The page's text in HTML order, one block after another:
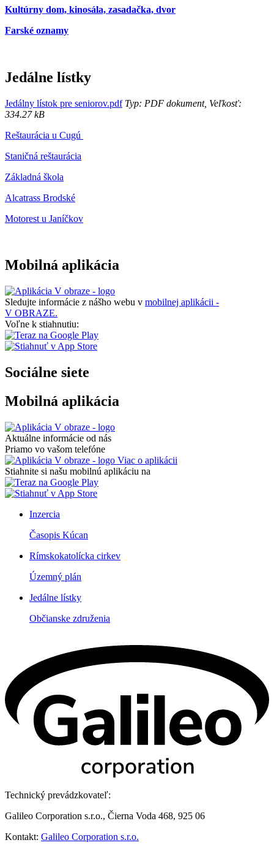
Kultúrny dom, kinosála, zasadačka, dvor
Farské oznamy
Jedálne lístky
Jedálny lístok pre seniorov.pdfTyp: PDF dokument, Veľkosť:
334.27 kB
Reštaurácia u Cugú
Staničná reštaurácia
Základná škola
Alcatrass Brodské
Motorest u Janíčkov
Mobilná aplikácia
Sledujte informácie z nášho webu v mobilnej aplikácii -
V OBRAZE.
Voľne k stiahnutiu:
Sociálne siete
Mobilná aplikácia
Aktuálne informácie od nás
Priamo vo vašom telefóne
Viac o aplikácii
Stiahnite si našu mobilnú aplikáciu na
Inzercia
Časopis Kúcan
Rímskokatolícka cirkev
Územný plán
Jedálne lístky
Občianske združenia
Technický prevádzkovateľ:
Galileo Corporation s.r.o., Čierna Voda 468, 925 06
Kontakt: Galileo Corporation s.r.o.